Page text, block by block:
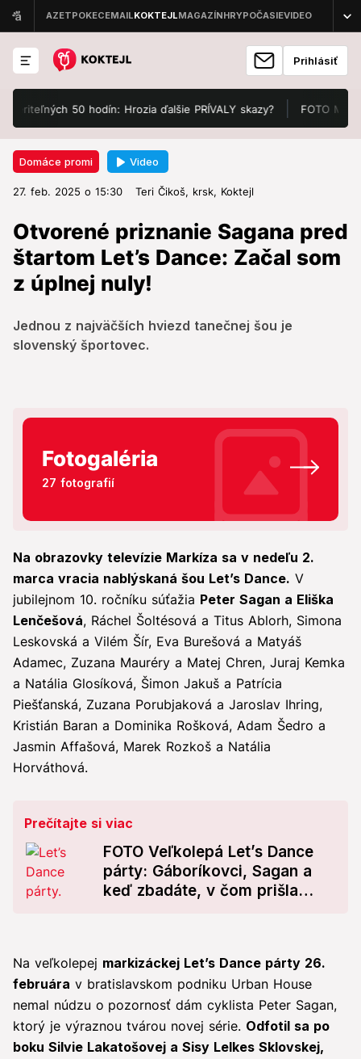
Prihlásiť
50 hodín: Hrozia ďalšie PRÍVALY skazy? FOTO Manželka
Domáce promi Video
27. feb. 2025 o 15:30 Teri Čikoš, krsk, Koktejl
Otvorené priznanie Sagana pred
štartom Let’s Dance: Začal som
z úplnej nuly!
Jednou z najväčších hviezd tanečnej šou je
slovenský športovec.
Domáce promi 27. feb. 2025 o 15:30
Otvorené priznanie Sagana pred
štartom Let’s Dance: Začal som z
úplnej nuly!
Jednou z najväčších hviezd tanečnej šou je slovenský
športovec.
Fotogaléria
27 fotografií
Na obrazovky televízie Markíza sa v nedeľu 2.
marca vracia nablýskaná šou Let’s Dance. V
jubilejnom 10. ročníku súťažia Peter Sagan a Eliška
Lenčešová, Ráchel Šoltésová a Titus Ablorh, Simona
Leskovská a Vilém Šír, Eva Burešová a Matyáš
Adamec, Zuzana Mauréry a Matej Chren, Juraj Kemka
a Natália Glosíková, Šimon Jakuš a Patrícia
Piešťanská, Zuzana Porubjaková a Jaroslav Ihring,
Kristián Baran a Dominika Rošková, Adam Šedro a
Jasmin Affašová, Marek Rozkoš a Natália
Horváthová.
Prečítajte si viac
FOTO Veľkolepá Let’s Dance
párty: Gáboríkovci, Sagan a
keď zbadáte, v čom prišla
Na veľkolepej markizáckej Let’s Dance párty 26.
februára v bratislavskom podniku Urban House
nemal núdzu o pozornosť dám cyklista Peter Sagan,
ktorý je výraznou tvárou novej série. Odfotil sa po
boku Silvie Lakatošovej a Sisy Lelkes Sklovskej,